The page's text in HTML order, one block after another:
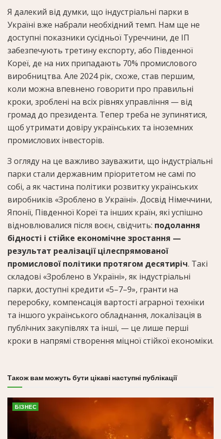
Я далекий від думки, що індустріальні парки в
Україні вже набрали необхідний темп. Нам ще не
доступні показники сусідньої Туреччини, де ІП
забезпечують третину експорту, або Південної
Кореї, де на них припадають 70% промислового
виробництва. Але 2024 рік, схоже, став першим,
коли можна впевнено говорити про правильні
кроки, зроблені на всіх рівнях управління — від
громад до президента. Тепер треба не зупинятися,
щоб утримати довіру українських та іноземних
промислових інвесторів.
З огляду на це важливо зауважити, що індустріальні
парки стали державним пріоритетом не самі по
собі, а як частина політики розвитку українських
виробників «Зроблено в Україні». Досвід Німеччини,
Японії, Південної Кореї та інших країн, які успішно
відновлювалися після воєн, свідчить: подолання
бідності і стійке економічне зростання —
результат реалізації цілеспрямованої
промислової політики протягом десятиріч. Такі
складові «Зроблено в Україні», як індустріальні
парки, доступні кредити «5–7–9», гранти на
переробку, компенсація вартості аграрної техніки
та іншого українського обладнання, локалізація в
публічних закупівлях та інші, — це лише перші
кроки в напрямі створення міцної стійкої економіки.
Також вам можуть бути цікаві наступні публікації
БІЗНЕС